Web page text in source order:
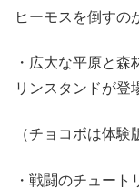
ヒーモスを倒すの
・広大な平原と
リンスタンドが登
（チョコボは体験
・戦闘のチュー